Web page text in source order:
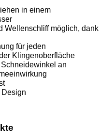
in einem
Wellenschliff möglich, dank
für jeden
Klingenoberfläche
an